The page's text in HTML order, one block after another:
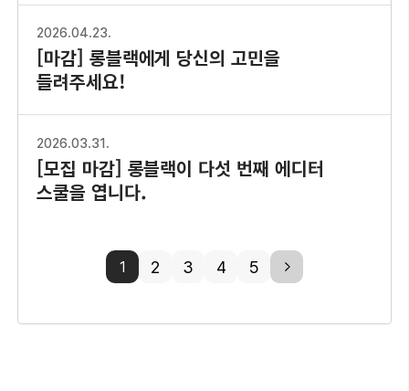
2026.04.23.
[마감] 롱블랙에게 당신의 고민을
들려주세요!
2026.03.31.
[모집 마감] 롱블랙이 다섯 번째 에디터
스쿨을 엽니다.
1 2 3 4 5 next